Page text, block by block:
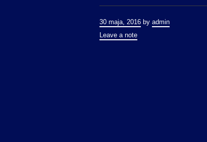
30 maja, 2016 by admin
Leave a note